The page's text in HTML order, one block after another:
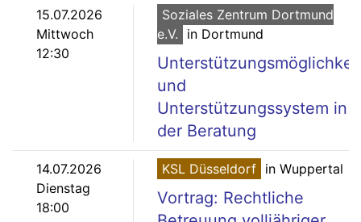
15.07.2026
Mittwoch
12:30
Soziales Zentrum Dortmund
e.V.
in Dortmund
und
Unterstützungssystem in
der Beratung
14.07.2026
Dienstag
18:00
KSL Düsseldorf in Wuppertal
Vortrag: Rechtliche